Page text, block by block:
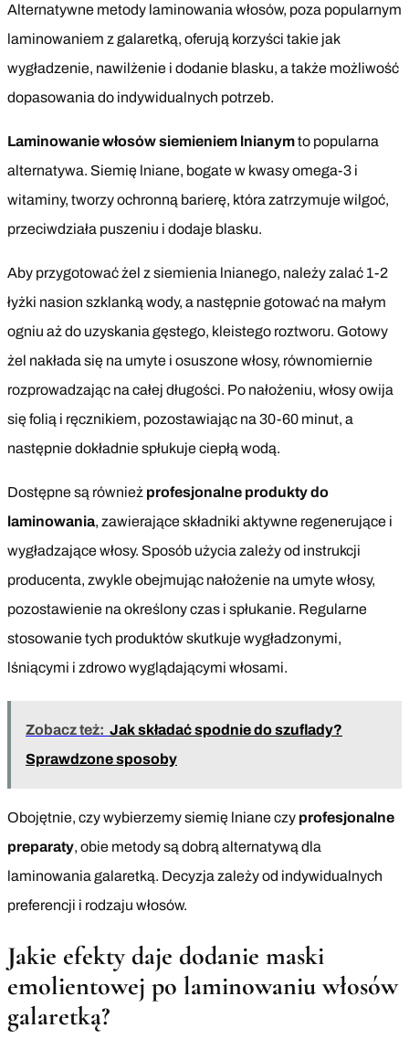
Alternatywne metody laminowania włosów, poza popularnym
laminowaniem z galaretką, oferują korzyści takie jak
wygładzenie, nawilżenie i dodanie blasku, a także możliwość
dopasowania do indywidualnych potrzeb.
Laminowanie włosów siemieniem lnianymto popularna
alternatywa. Siemię lniane, bogate w kwasy omega-3 i
witaminy, tworzy ochronną barierę, która zatrzymuje wilgoć,
przeciwdziała puszeniu i dodaje blasku.
Aby przygotować żel z siemienia lnianego, należy zalać 1-2
łyżki nasion szklanką wody, a następnie gotować na małym
ogniu aż do uzyskania gęstego, kleistego roztworu. Gotowy
żel nakłada się na umyte i osuszone włosy, równomiernie
rozprowadzając na całej długości. Po nałożeniu, włosy owija
się folią i ręcznikiem, pozostawiając na 30-60 minut, a
następnie dokładnie spłukuje ciepłą wodą.
Dostępne są również profesjonalne produkty do
laminowania, zawierające składniki aktywne regenerujące i
wygładzające włosy. Sposób użycia zależy od instrukcji
producenta, zwykle obejmując nałożenie na umyte włosy,
pozostawienie na określony czas i spłukanie. Regularne
stosowanie tych produktów skutkuje wygładzonymi,
lśniącymi i zdrowo wyglądającymi włosami.
Zobacz też: Jak składać spodnie do szuflady?
Sprawdzone sposoby
Obojętnie, czy wybierzemy siemię lniane czy profesjonalne
preparaty, obie metody są dobrą alternatywą dla
laminowania galaretką. Decyzja zależy od indywidualnych
preferencji i rodzaju włosów.
Jakie efekty daje dodanie maski
emolientowej po laminowaniu włosów
galaretką?